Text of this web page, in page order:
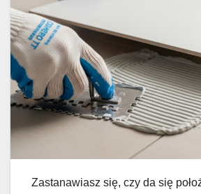
Zastanawiasz się, czy da się